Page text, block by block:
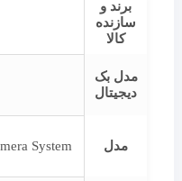
برند و
سازنده
کالا
مدل بک
دیجیتال
مدل System